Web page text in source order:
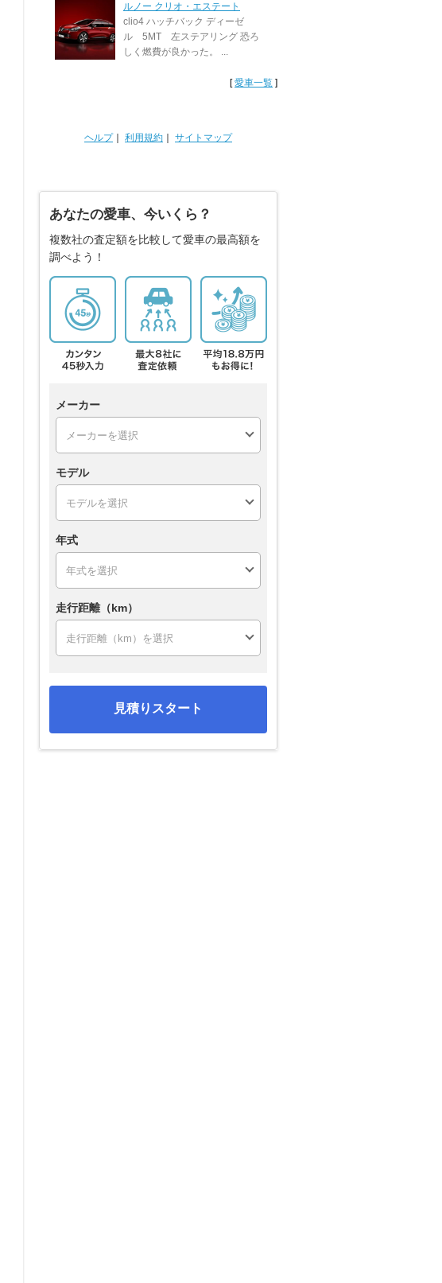
ルノー クリオ・エステート
clio4 ハッチバック ディーゼ
ル 5MT 左ステアリング 恐ろ
しく燃費が良かった。 ...
[愛車一覧 ]
ヘルプ｜ 利用規約 サイトマップ
あなたの愛車、今いくら？
複数社の査定額を比較して愛車の最高額を
調べよう！
メーカー
モデル
年式
走行距離（km）
見積りスタート